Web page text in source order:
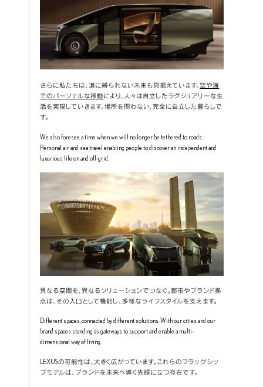
さらに私たちは、道に縛られない未来も見据えています。 空や海
でのパーソナルな移動により、人々は自立したラグジュアリーな生
活を実現していきます。場所を問わない、完全に自立した暮らしで
す。
We also foresee a time when we will no longer be tethered to roads.
Personal air and sea travel enabling people to discover an independent and
luxurious life on and off-grid.
異なる空間を、異なるソリューションでつなぐ。都市やブランド拠
点は、その入口として機能し、多様なライフスタイルを支えます。
Different spaces, connected by different solutions. With our cities and our
brand spaces standing as gateways to support and enable a multi-
dimensional way of living.
LEXUSの可能性は、大きく広がっています。これらのフラッグシッ
プモデルは、ブランドを未来へ導く先頭に立つ存在です。